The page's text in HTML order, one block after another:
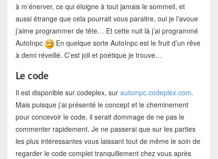
à m’énerver, ce qui éloigne à tout jamais le sommeil, et
aussi étrange que cela pourrait vous paraitre, oui je l’avoue
j’aime programmer de tête… Et cette nuit là j’ai programmé
AutoInpc
En quelque sorte AutoInpc est le fruit d’un rêve
à demi réveillé. C’est joli et poétique je trouve…
Le code
Il est disponible sur codeplex, sur autoinpc.codeplex.com.
Mais puisque j’ai présenté le concept et le cheminement
pour concevoir le code, il serait dommage de ne pas le
commenter rapidement. Je ne passerai que sur les parties
les plus intéressantes vous laissant tout de même le soin de
regarder le code complet tranquillement chez vous après